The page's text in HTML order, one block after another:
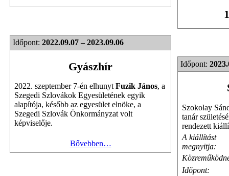
Időpont: 2022.09.07 – 2023.09.06
Gyászhír
2022. szeptember 7-én elhunyt Fuzik János, a
Szegedi Szlovákok Egyesületének egyik
alapítója, később az egyesület elnöke, a
Szegedi Szlovák Önkormányzat volt
képviselője.
Bővebben…
Időpont:
Szokolay
tanár
rendezett
A kiállítást
megnyitja:
Időpont: